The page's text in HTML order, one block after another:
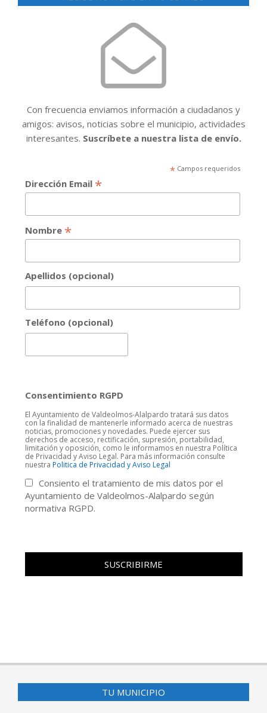
Con frecuencia enviamos información a ciudadanos y
amigos: avisos, noticias sobre el municipio, actividades
interesantes. Suscríbete a nuestra lista de envío.
*Campos requeridos
Dirección Email *
Nombre *
Apellidos (opcional)
Teléfono (opcional)
Consentimiento RGPD
El Ayuntamiento de Valdeolmos-Alalpardo tratará sus datos
con la finalidad de mantenerle informado acerca de nuestras
noticias, promociones y novedades. Puede ejercer sus
derechos de acceso, rectificación, supresión, portabilidad,
limitación y oposición, como le informamos en nuestra Política
de Privacidad y Aviso Legal. Para más información consulte
nuestra Politica de Privacidad y Aviso Legal
Consiento el tratamiento de mis datos por el
Ayuntamiento de Valdeolmos-Alalpardo según
normativa RGPD.
TU MUNICIPIO